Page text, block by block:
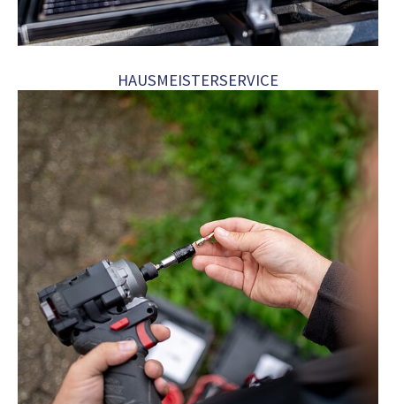
HAUSMEISTERSERVICE